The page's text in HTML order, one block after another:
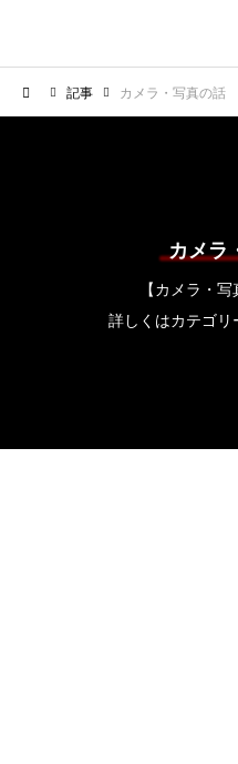
記事 カメラ・写真の話
カメラ
【カメラ・
詳しくはカテゴリ